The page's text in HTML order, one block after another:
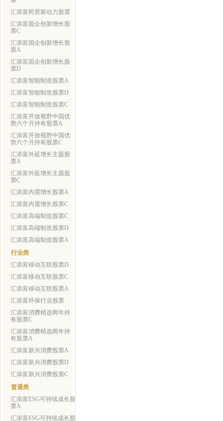
汇添富民营新动力股票
汇添富国企创新增长股
票C
汇添富国企创新增长股
票A
汇添富国企创新增长股
票D
汇添富智能制造股票A
汇添富智能制造股票D
汇添富智能制造股票C
汇添富开放视野中国优
势六个月持有股票A
汇添富开放视野中国优
势六个月持有股票C
汇添富外延增长主题股
票A
汇添富外延增长主题股
票C
汇添富内需增长股票A
汇添富内需增长股票C
汇添富高端制造股票C
汇添富高端制造股票D
汇添富高端制造股票A
行业类
汇添富移动互联股票D
汇添富移动互联股票C
汇添富移动互联股票A
汇添富环保行业股票
汇添富消费精选两年持
有股票C
汇添富消费精选两年持
有股票A
汇添富新兴消费股票A
汇添富新兴消费股票D
汇添富新兴消费股票C
普通类
汇添富ESG可持续成长股
票A
汇添富ESG可持续成长股